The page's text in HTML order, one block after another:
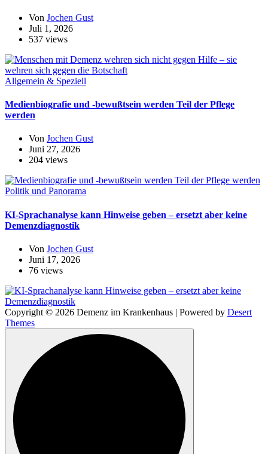
Von Jochen Gust
Juli 1, 2026
537 views
Allgemein & Speziell
Medienbiografie und -bewußtsein werden Teil der Pflege
werden
Von Jochen Gust
Juni 27, 2026
204 views
Politik und Panorama
KI-Sprachanalyse kann Hinweise geben – ersetzt aber keine
Demenzdiagnostik
Von Jochen Gust
Juni 17, 2026
76 views
Copyright © 2026 Demenz im Krankenhaus | Powered by Desert
Themes